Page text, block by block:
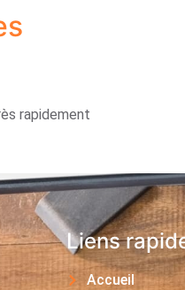
rapidement
Liens
Accueil